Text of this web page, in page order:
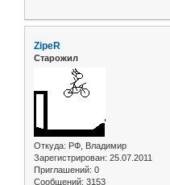
ZipeR
Старожил
Откуда: РФ, Владимир
Зарегистрирован: 25.07.2011
Приглашений: 0
Сообщений: 3153